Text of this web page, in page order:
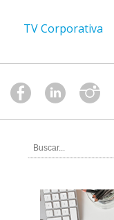
TV Corporativa